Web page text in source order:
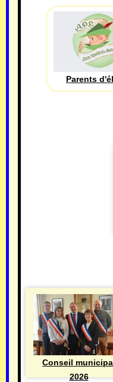
Parents
Conseil
2026